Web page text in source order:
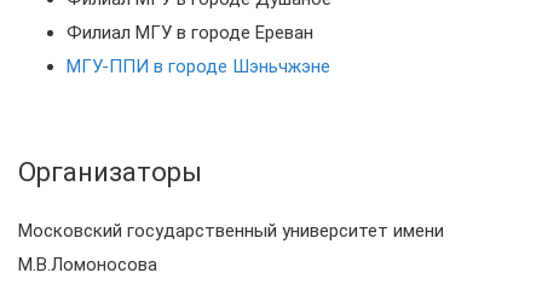
Филиал МГУ в городе Ереван
МГУ-ППИ в городе Шэньчжэне
Организаторы
Московский государственный университет имени
М.В.Ломоносова